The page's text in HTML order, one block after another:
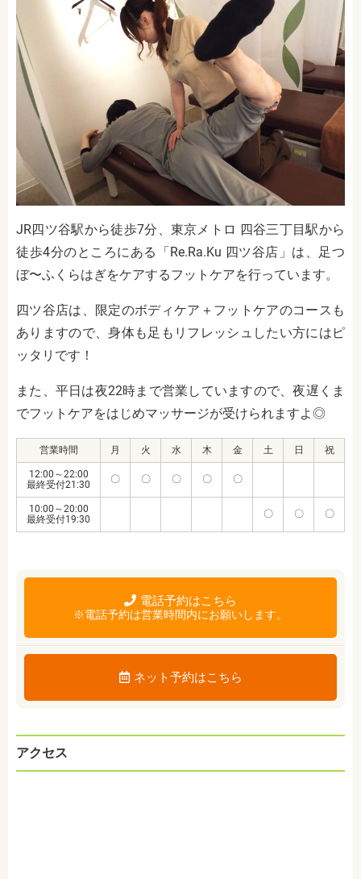
JR四ツ谷駅から徒歩7分、東京メトロ 四谷三丁目駅から
徒歩4分のところにある「Re.Ra.Ku 四ツ谷店」は、足つ
ぼ〜ふくらはぎをケアするフットケアを行っています。
四ツ谷店は、限定のボディケア＋フットケアのコースも
ありますので、身体も足もリフレッシュしたい方にはピ
ッタリです！
また、平日は夜22時まで営業していますので、夜遅くま
でフットケアをはじめマッサージが受けられますよ◎
営業時間 月 火 水 木 金 土 日 祝
12:00～22:00
最終受付21:30
〇 〇 〇 〇 〇
10:00～20:00
最終受付19:30
〇 〇 〇
電話予約はこちら
※電話予約は営業時間内にお願いします。
ネット予約はこちら
アクセス